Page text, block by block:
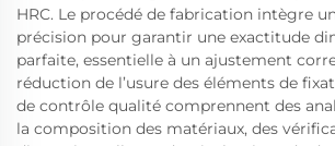
HRC. Le procédé de fabrication intègre
précision pour garantir une exactitude
parfaite, essentielle à un ajustement
réduction de l’usure des éléments de
de contrôle qualité comprennent des
la composition des matériaux, des